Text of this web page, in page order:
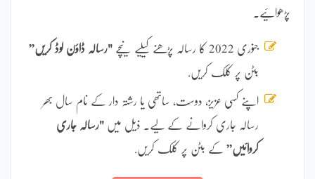
پڑھوائیے۔
جنوری 2022 کا رسالہ پڑھنے کیلیے نیچے "رسالہ ڈاؤن لوڈ کریں”
بٹن پر کلک کریں.
اپنے کسی عزیز، دوست، ساتھی یا رشتہ دار کے نام سال بھر
رسالہ جاری کروانے کے لیے۔ ذیل میں "رسالہ جاری
کروائیں” کے بٹن پر کلک کریں.